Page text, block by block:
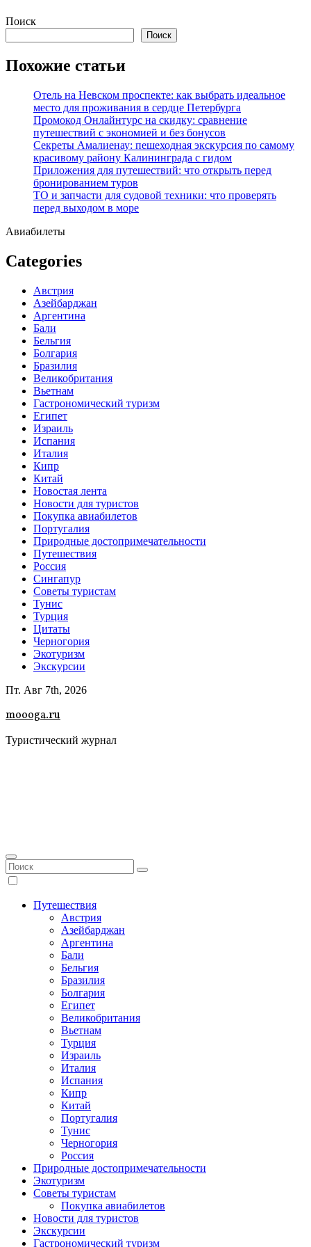
Перейти
содержимому
Поиск
Поиск
Похожие статьи
Отель на Невском проспекте: как выбрать идеальное
место для проживания в сердце Петербурга
Промокод Онлайнтурс на скидку: сравнение
путешествий с экономией и без бонусов
Секреты Амалиенау: пешеходная экскурсия по самому
красивому району Калининграда с гидом
Приложения для путешествий: что открыть перед
бронированием туров
ТО и запчасти для судовой техники: что проверять
перед выходом в море
Авиабилеты
Categories
Австрия
Азейбарджан
Аргентина
Бали
Бельгия
Болгария
Бразилия
Великобритания
Вьетнам
Гастрономический туризм
Египет
Израиль
Испания
Италия
Кипр
Китай
Новостая лента
Новости для туристов
Покупка авиабилетов
Португалия
Природные достопримечательности
Путешествия
Россия
Сингапур
Советы туристам
Тунис
Турция
Цитаты
Черногория
Экотуризм
Экскурсии
Пт. Авг 7th, 2026
moooga.ru
Туристический журнал
Путешествия
Австрия
Азейбарджан
Аргентина
Бали
Бельгия
Бразилия
Болгария
Египет
Великобритания
Вьетнам
Турция
Израиль
Италия
Испания
Кипр
Китай
Португалия
Тунис
Черногория
Россия
Природные достопримечательности
Экотуризм
Советы туристам
Покупка авиабилетов
Новости для туристов
Экскурсии
Гастрономический туризм